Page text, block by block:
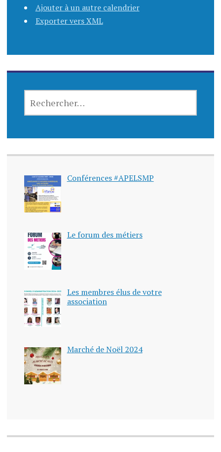
Ajouter à un autre calendrier
Exporter vers XML
Conférences #APELSMP
Le forum des métiers
Les membres élus de votre
association
Marché de Noël 2024